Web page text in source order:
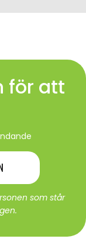
för att
som står